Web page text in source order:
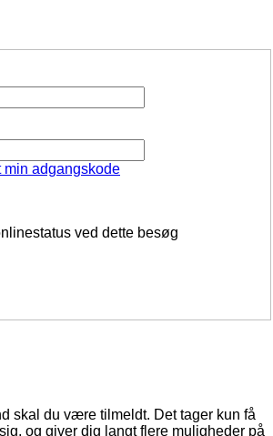
min adgangskode
ved dette besøg
skal du være tilmeldt. Det tager kun få
og giver dig langt flere muligheder på